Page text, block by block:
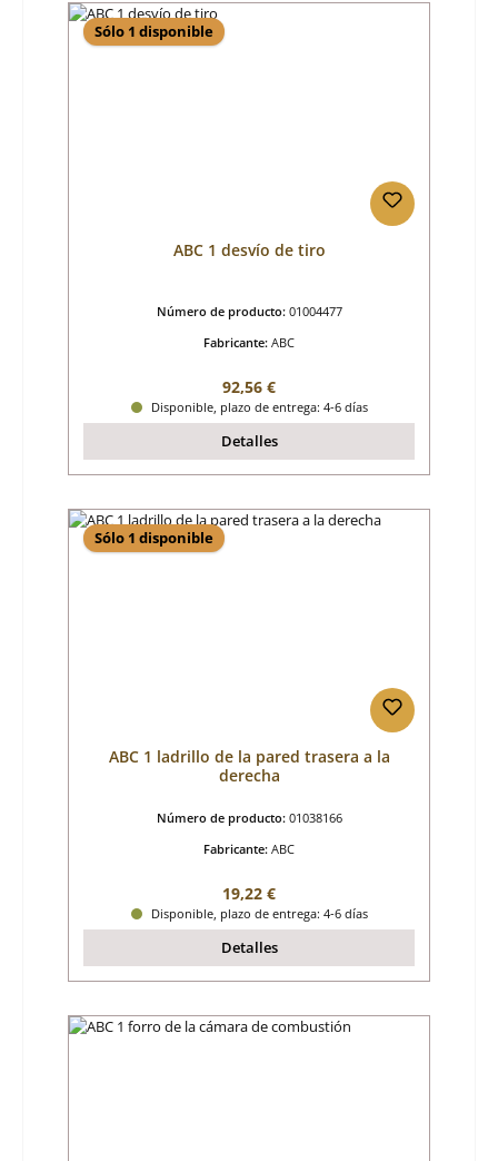
Sólo 1 disponible
ABC 1 desvío de tiro
Número de producto: 01004477
Fabricante: ABC
Precio normal:
92,56 €
Disponible, plazo de entrega: 4-6 días
Detalles
Sólo 1 disponible
ABC 1 ladrillo de la pared trasera a la
derecha
Número de producto: 01038166
Fabricante: ABC
Precio normal:
19,22 €
Disponible, plazo de entrega: 4-6 días
Detalles